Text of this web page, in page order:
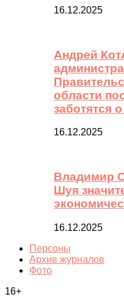
16.12.2025
Андрей
области
заботятся
16.12.2025
Владимир
Шуя
16.12.2025
Персоны
Архив журналов
Фото
16+